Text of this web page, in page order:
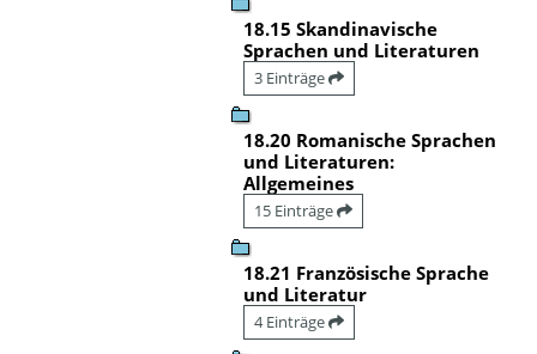
18.15 Skandinavische
Sprachen und Literaturen
3 Einträge
18.20 Romanische Sprachen
und Literaturen:
Allgemeines
15 Einträge
18.21 Französische Sprache
und Literatur
4 Einträge